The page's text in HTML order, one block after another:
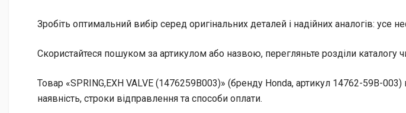
Зробіть оптимальний вибір серед оригінальних деталей і надійних аналогів: усе
Скористайтеся пошуком за артикулом або назвою, перегляньте розділи
Товар «SPRING,EXH VALVE (1476259B003)» (бренду Honda, артикул 14762-59B-
наявність, строки відправлення та способи оплати.